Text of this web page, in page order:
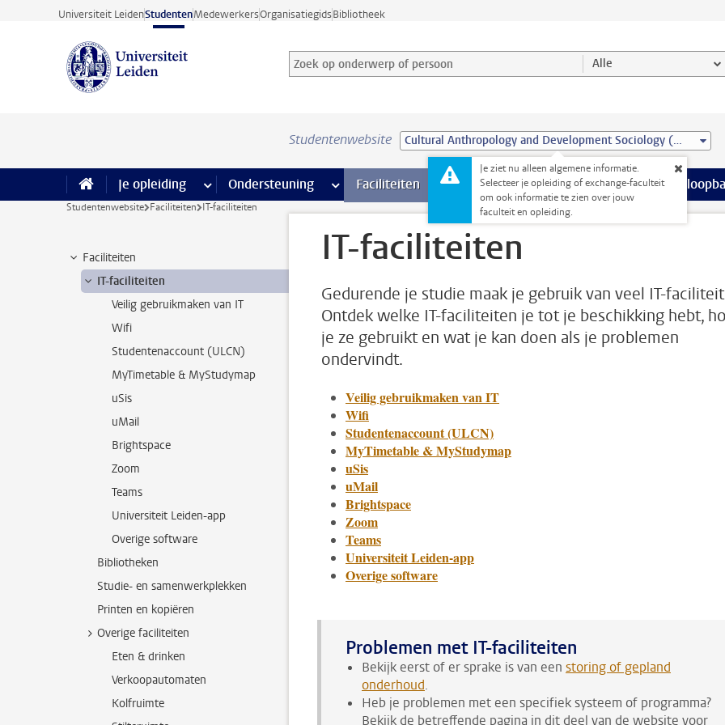
Ga direct naar de inhoud
Universiteit LeidenStudentenMedewerkersOrganisatiegidsBibliotheek
Zoek op onderwerp of persoon en selecteer categorie
Zoekterm Alle
Studentenwebsite Cultural Anthropology and Development Sociology (MSc)
Je ziet nu alleen algemene informatie.
Selecteer je opleiding of exchange-faculteit
om ook informatie te zien over jouw
faculteit en opleiding.
Je opleiding meer Je opleiding pagina’s
Ondersteuning meer Ondersteuning pagina’s
Faciliteiten meer Faciliteiten pagina’s
Extra studieactiviteiten meer Extra
Stage &
Studentenwebsite Faciliteiten IT-faciliteiten
Faciliteiten
IT-faciliteiten
Veilig gebruikmaken van IT
Wifi
Studentenaccount (ULCN)
MyTimetable & MyStudymap
uSis
uMail
Brightspace
Zoom
Teams
Universiteit Leiden-app
Overige software
Bibliotheken
Studie- en samenwerkplekken
Printen en kopiëren
Overige faciliteiten
Eten & drinken
Verkoopautomaten
Kolfruimte
IT-faciliteiten
Gedurende je studie maak je gebruik van veel IT-
Ontdek welke IT-faciliteiten je tot je beschikking hebt,
je ze gebruikt en wat je kan doen als je problemen
ondervindt.
Veilig gebruikmaken van IT
Wifi
Studentenaccount (ULCN)
MyTimetable & MyStudymap
uSis
uMail
Brightspace
Zoom
Teams
Universiteit Leiden-app
Overige software
Problemen met IT-faciliteiten
Bekijk eerst of er sprake is van een storing of gepland
onderhoud.
Heb je problemen met een specifiek systeem of programma?
Bekijk de betreffende pagina in dit deel van de website voor